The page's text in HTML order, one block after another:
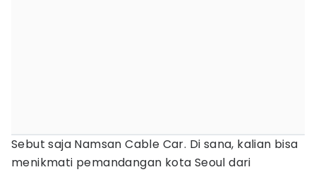
Sebut saja Namsan Cable Car. Di sana, kalian bisa
menikmati pemandangan kota Seoul dari